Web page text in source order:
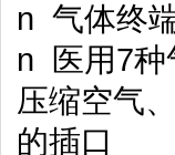
n 气体终
n 医用7种
压缩空气
的插口